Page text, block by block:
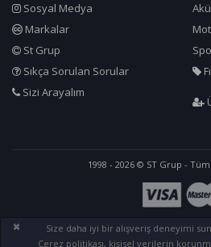
Sosyal Medya
Markalar
St Grup
Sıkça Sorulan Sorular
Sizi Arayalım
Akü
1998 - 2026 © ST Grup - Tüm
Size daha iyi bir alışveriş deneyimi
Çerez politikası, kişisel verilerin
×